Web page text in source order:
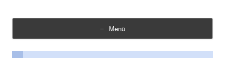
Menü
Zum
Inhalt